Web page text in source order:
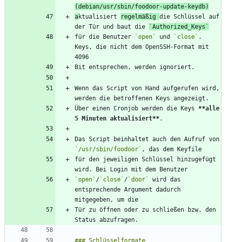
(debian/usr/sbin/foodoor-update-keydb)
aktualisiert regelmäßig die Schlüssel auf
der Tür und baut die
`Authorized_Keys`
für die Benutzer
`open` und `close` .
Keys, die nicht dem OpenSSH-Format mit
Wenn das Script von Hand aufgerufen wird,
Über einen Cronjob werden die Keys **alle
5 Minuten aktualisiert**
`/usr/sbin/foodoor`
für den jeweiligen Schlüssel hinzugefügt
`open` / `close` / `door`
wird das
entsprechende Argument dadurch
Tür zu öffnen oder zu schließen bzw. den